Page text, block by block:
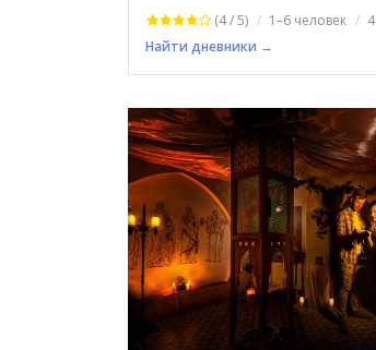
(4 / 5) 1–6 человек
Найти дневники →